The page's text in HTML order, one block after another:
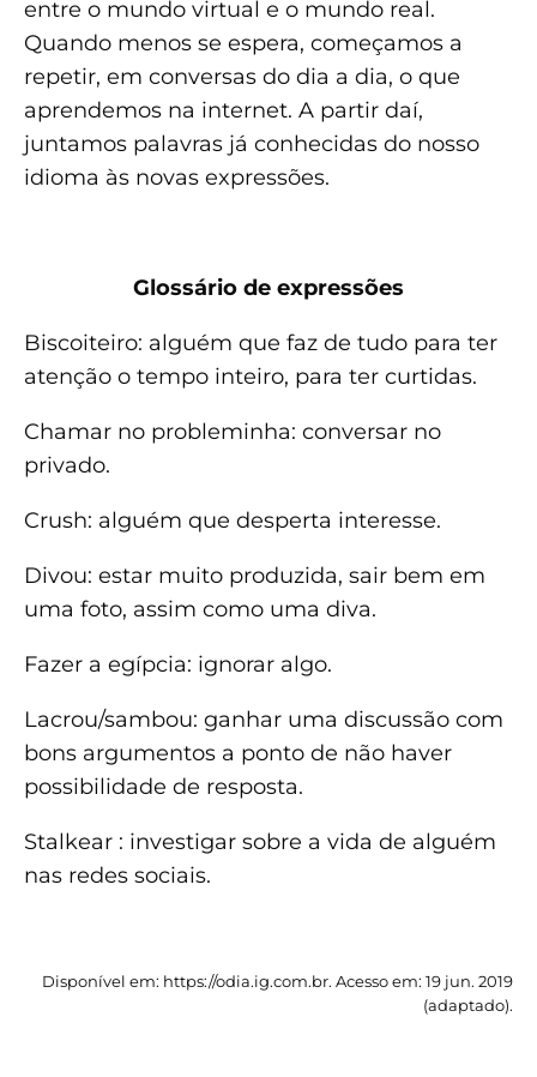
entre o mundo virtual e o mundo real.
Quando menos se espera, começamos a
repetir, em conversas do dia a dia, o que
aprendemos na internet. A partir daí,
juntamos palavras já conhecidas do nosso
idioma às novas expressões.
Glossário de expressões
Biscoiteiro: alguém que faz de tudo para ter
atenção o tempo inteiro, para ter curtidas.
Chamar no probleminha: conversar no
privado.
Crush: alguém que desperta interesse.
Divou: estar muito produzida, sair bem em
uma foto, assim como uma diva.
Fazer a egípcia: ignorar algo.
Lacrou/sambou: ganhar uma discussão com
bons argumentos a ponto de não haver
possibilidade de resposta.
Stalkear : investigar sobre a vida de alguém
nas redes sociais.
Disponível em: https://odia.ig.com.br. Acesso em: 19 jun. 2019
(adaptado).